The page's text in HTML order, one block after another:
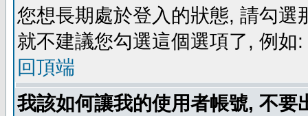
您想長期處於登入的狀態, 請勾
就不建議您勾選這個選項了, 例
回頂端
我該如何讓我的使用者帳號, 不